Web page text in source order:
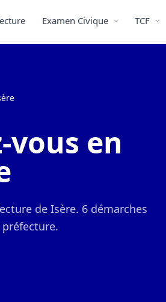
Examen Civique TCF
vous en
de Isère. 6 démarches